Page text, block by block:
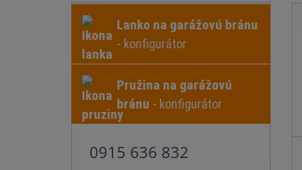
Lanko na garážovú bránu
- konfigurátor
Pružina na garážovú
bránu - konfigurátor
0915 636 832